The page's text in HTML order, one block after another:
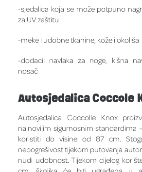
-sjedalica koja se može potpuno
za UV zaštitu
-meke i udobne tkanine, kože i okoliša
-dodaci: navlaka za noge, kišna
nosač
Autosjedalica Coccole
Autosjedalica Coccolle Knox
najnovijim sigurnosnim standardima
koristiti do visine od 87 cm.
nepogrešivost tijekom putovanja
nudi udobnost. Tijekom cijelog